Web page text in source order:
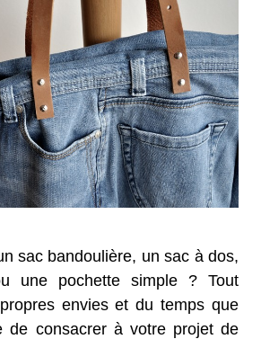
sac bandoulière, un sac à dos,
une pochette simple ? Tout
envies et du temps que
de consacrer à votre projet de